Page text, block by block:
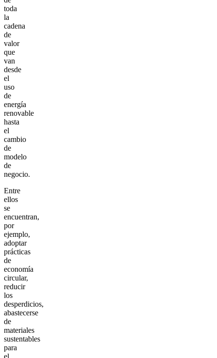
toda
la
cadena
de
valor
que
van
desde
el
uso
de
energía
renovable
hasta
el
cambio
de
modelo
de
negocio.
Entre
ellos
se
encuentran,
por
ejemplo,
adoptar
prácticas
de
economía
circular,
reducir
los
desperdicios,
abastecerse
de
materiales
sustentables
para